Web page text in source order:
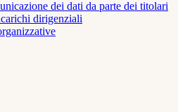
dei dati da parte dei titolari
dirigenziali